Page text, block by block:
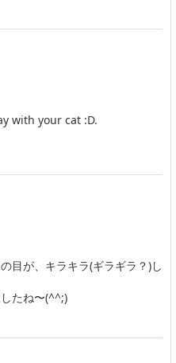
with your cat :D.
目が、キラキラ(ギラギラ？)し
たね〜(^^;)